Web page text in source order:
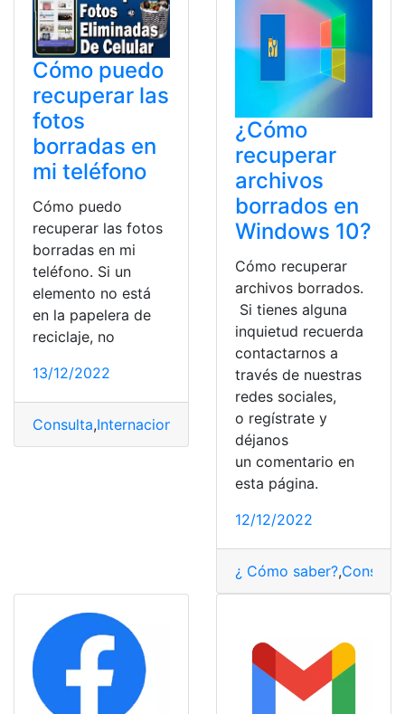
Cómo puedo
recuperar las
fotos
borradas en
mi teléfono
Cómo puedo
recuperar las fotos
borradas en mi
teléfono. Si un
elemento no está
en la papelera de
reciclaje, no
13/12/2022
Consulta,Internacional Recuperar,top2
¿Cómo
recuperar
archivos
borrados en
Windows 10?
Cómo recuperar
archivos borrados.
Si tienes alguna
inquietud recuerda
contactarnos a
través de nuestras
redes sociales,
o regístrate y
déjanos
un comentario en
esta página.
12/12/2022
¿ Cómo saber?,Consulta